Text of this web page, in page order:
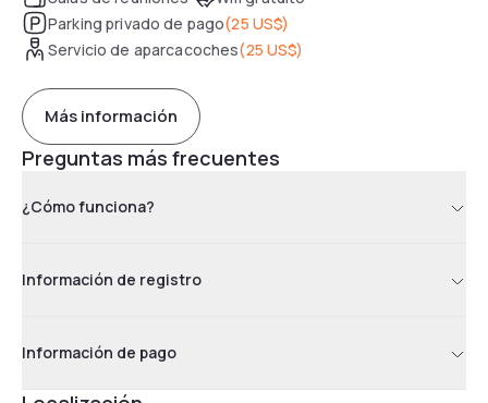
Parking privado de pago(25 US$)
Servicio de aparcacoches(25 US$)
Más información
Preguntas más frecuentes
¿Cómo funciona?
Información de registro
Información de pago